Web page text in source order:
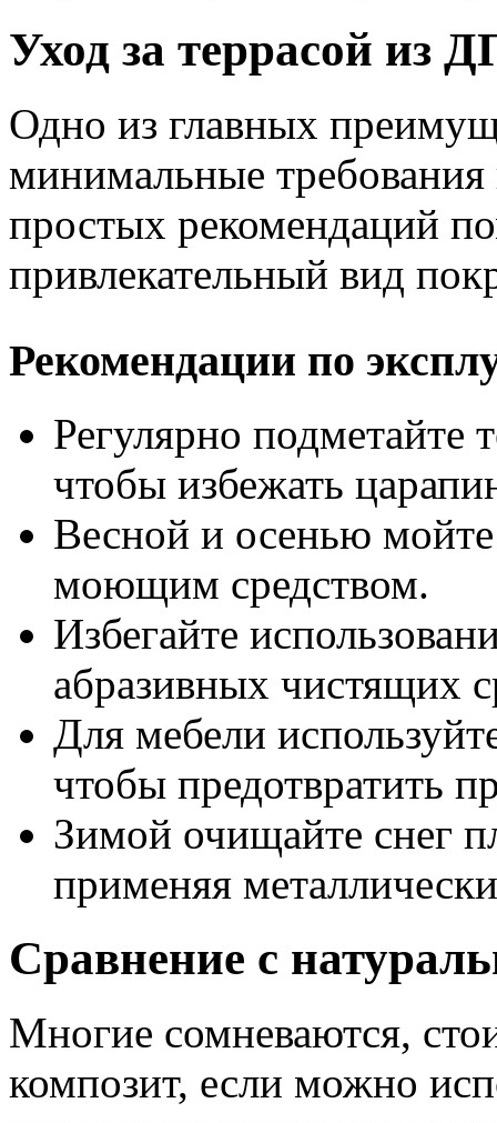
Уход за террасой из
Одно из главных
минимальные
простых рекомендаций
привлекательный вид
Рекомендации по
Регулярно подметайте
чтобы избежать
Весной и осенью
моющим средством.
Избегайте
абразивных чистящих
Для мебели
чтобы предотвратить
Зимой очищайте снег
применяя
Сравнение с
Многие сомневаются,
композит, если можно